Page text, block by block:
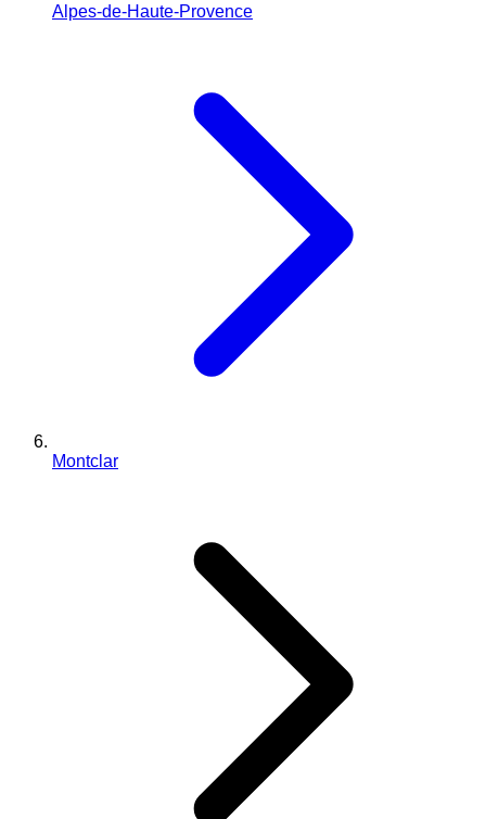
Alpes-de-Haute-Provence
Montclar